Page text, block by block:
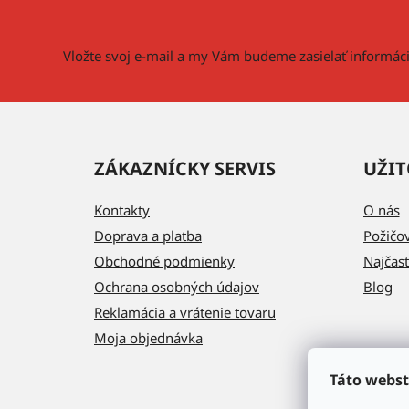
Táto
Vložte svoj e-mail a my Vám budeme zasielať
ZÁKAZNÍCKY SERVIS
Kontakty
Doprava a platba
Obchodné podmienky
Ochrana osobných údajov
Reklamácia a vrátenie tovaru
Moja objednávka
O nás
Blog